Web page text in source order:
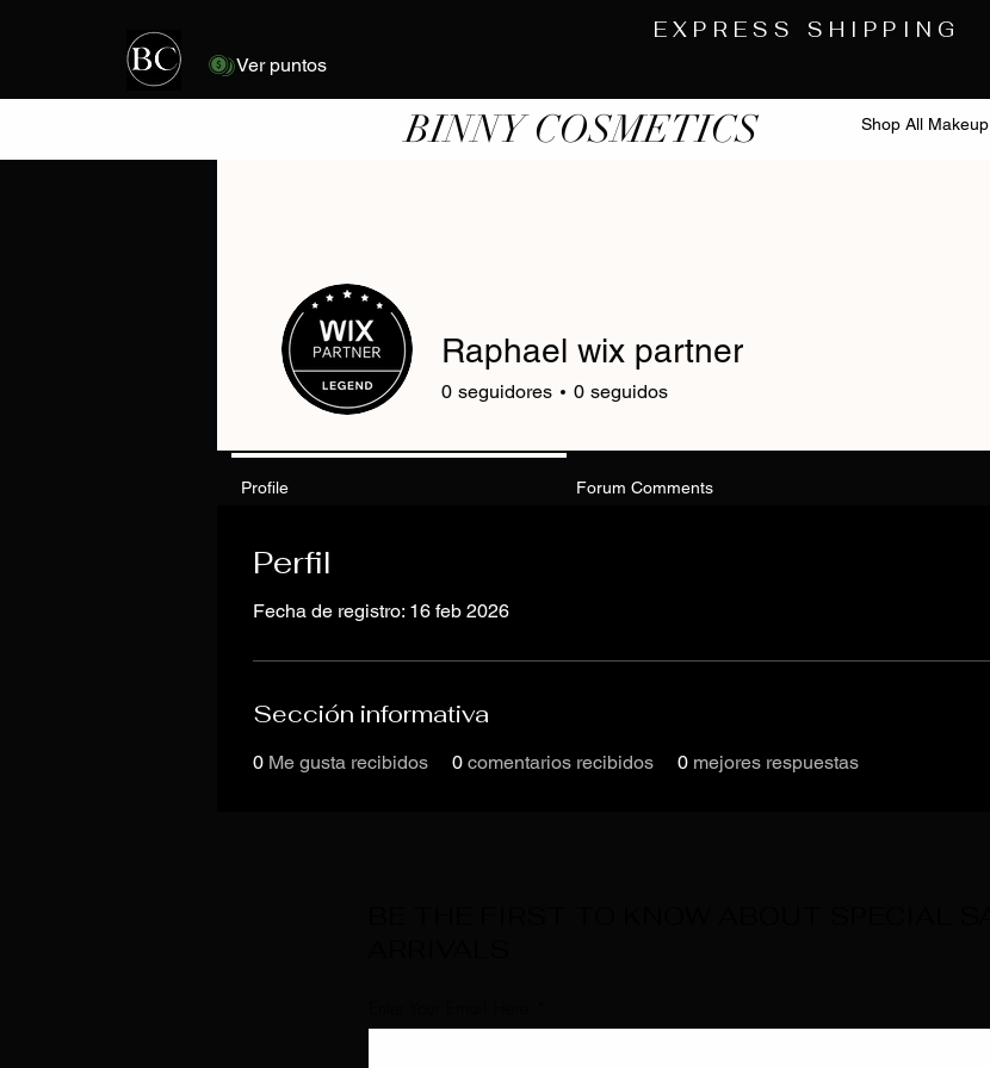
Ver puntos
EXPRESS SHIPPING
Shop All Makeup
BINNY COSMETICS
Perfil
Fecha de registro: 16 feb 2026
Sección informativa
0 Me gusta recibidos 0 comentarios recibidos 0 mejores respuestas
Raphael wix partner
0 seguidores 0 seguidos
Profile Forum Comments